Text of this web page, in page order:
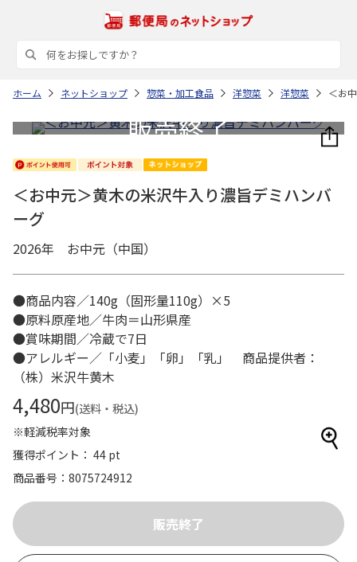
ホーム ネットショップ 惣菜・加工食品 洋惣菜 洋惣菜 ＜お
＜お中元＞黄木の米沢牛入り濃旨デミハンバ
ーグ
2026年 お中元（中国）
●商品内容／140g（固形量110g）×5
●原料原産地／牛肉＝山形県産
●賞味期間／冷蔵で7日
●アレルギー／「小麦」「卵」「乳」 商品提供者：
（株）米沢牛黄木
4,480円(送料・税込)
※軽減税率対象
獲得ポイント： 44 pt
商品番号
8075724912